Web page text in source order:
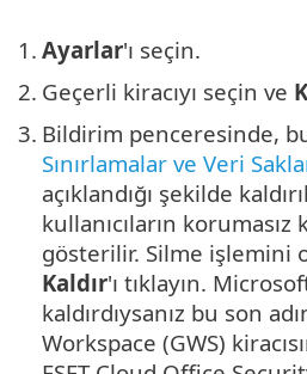
1. Ayarlar'ı seçin.
2. Geçerli kiracıyı seçin ve
3. Bildirim penceresinde,
Sınırlamalar ve Veri
açıklandığı şekilde
kullanıcıların korumasız
gösterilir. Silme işlemini
Kaldır'ı tıklayın.
kaldırdıysanız bu son
Workspace (GWS)